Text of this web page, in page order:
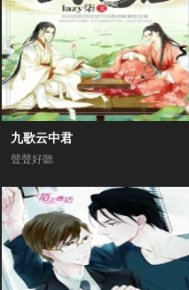
九歌云中君
聲聲好聽